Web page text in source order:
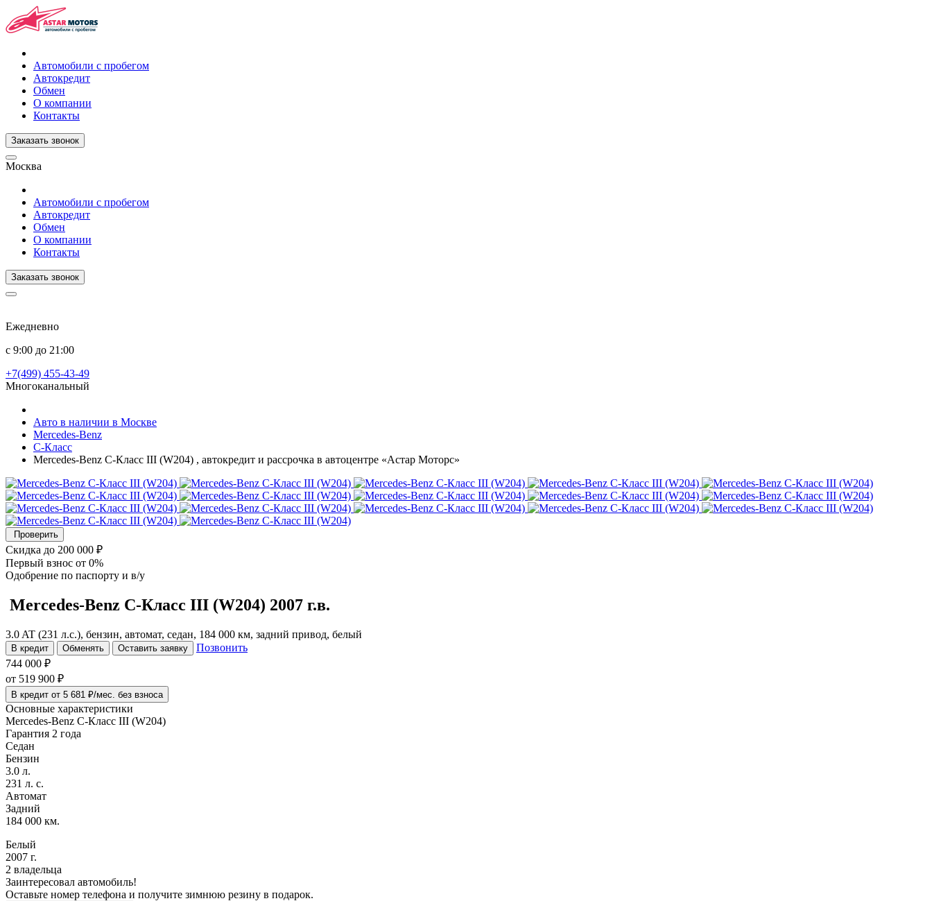
Автомобили с пробегом
Автокредит
Обмен
О компании
Контакты
Заказать звонок
Москва
Автомобили с пробегом
Автокредит
Обмен
О компании
Контакты
Заказать звонок
Ежедневно
с 9:00 до 21:00
+7(499) 455-43-49
Многоканальный
Авто в наличии в Москве
Mercedes-Benz
C-Класс
Mercedes-Benz C-Класс III (W204) , автокредит и рассрочка в автоцентре «Астар Моторс»
Проверить
Скидка до 200 000 ₽
Первый взнос от 0%
Одобрение по паспорту и в/у
Mercedes-Benz C-Класс III (W204) 2007 г.в.
3.0 AT (231 л.с.), бензин, автомат, седан, 184 000 км, задний привод, белый
В кредит Обменять Оставить заявку
Позвонить
744 000 ₽
от 519 900 ₽
В кредит от 5 681 ₽/мес. без взноса
Основные характеристики
Mercedes-Benz C-Класс III (W204)
Гарантия 2 года
Седан
Бензин
3.0 л.
231 л. с.
Автомат
Задний
184 000 км.
Белый
2007 г.
2 владельца
Заинтересовал автомобиль!
Оставьте номер телефона и получите зимнюю резину в подарок.